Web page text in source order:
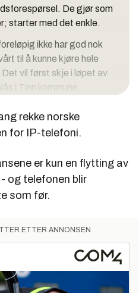
De gjør som
starter med det enkle.
ikke har god nok
til å kunne kjøre hele
vil først skje i løpet av
i Tinn kommune.
og eventuelt IP-telefoner
ikke kan gjenbrukes i
moms.
skal
helt ut, har vi stilt åpent
nok er moden for
rekke norske
for IP-telefoni.
er kun en flytting av
og telefonen blir
som før.
ETTER ANNONSEN